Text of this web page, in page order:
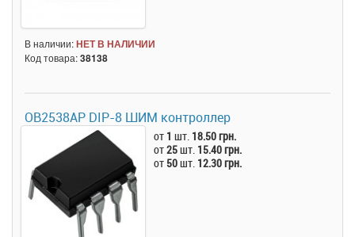
В наличии:НЕТ В НАЛИЧИИ
Код товара:38138
OB2538AP DIP-8 ШИМ контроллер
от 1 шт. 18.50 грн.
от25шт. 15.40 грн.
от 50шт. 12.30 грн.